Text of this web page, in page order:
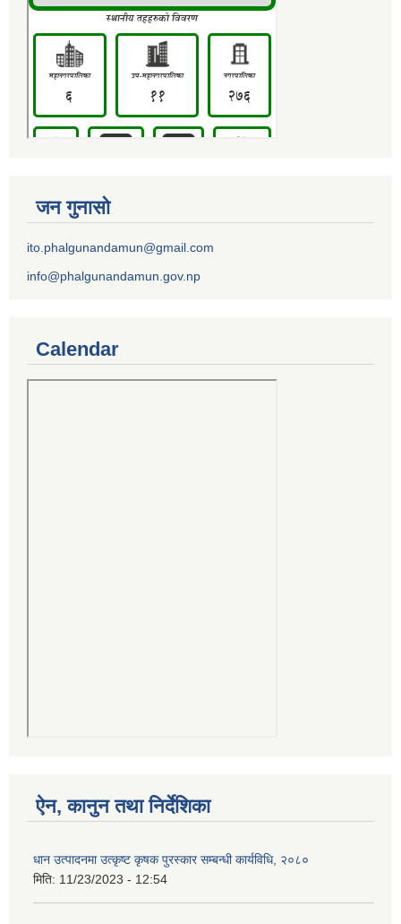
जन गुनासो
ito.phalgunandamun@gmail.com
info@phalgunandamun.gov.np
Calendar
ऐन, कानुन तथा निर्देशिका
धान उत्पादनमा उत्कृष्ट कृषक पुरस्कार सम्बन्धी कार्यविधि, २०८०
मिति: 11/23/2023 - 12:54